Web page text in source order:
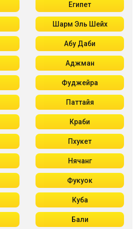
Египет
Шарм Эль Шейх
Абу Даби
Аджман
Фуджейра
Паттайя
Краби
Пхукет
Нячанг
Фукуок
Куба
Бали